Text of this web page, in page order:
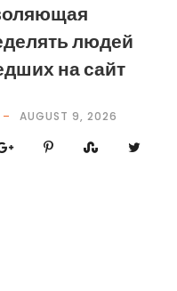
людей
на сайт
AUGUST 9, 2026